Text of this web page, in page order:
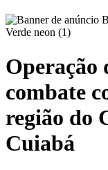
Operação
combate
região do
Cuiabá